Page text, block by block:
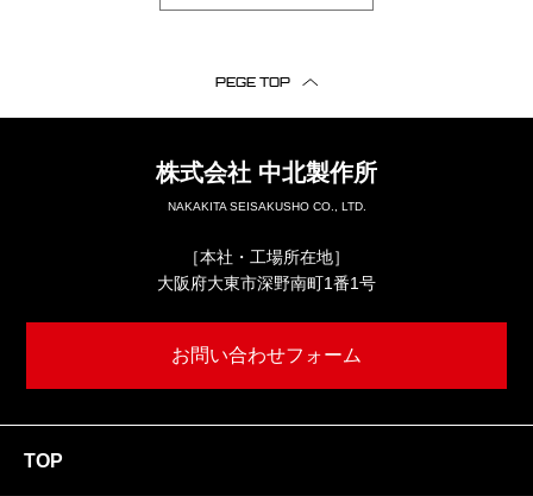
PEGE TOP
株式会社 中北製作所
NAKAKITA SEISAKUSHO CO., LTD.
［本社・工場所在地］
大阪府大東市深野南町1番1号
お問い合わせフォーム
TOP